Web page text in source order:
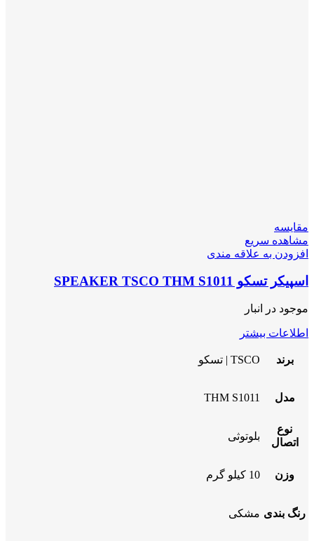
مقایسه
مشاهده سریع
افزودن به علاقه مندی
اسپیکر تسکو SPEAKER TSCO THM S1011
موجود در انبار
اطلاعات بیشتر
برند TSCO | تسکو
مدل THM S1011
نوع
اتصال
بلوتوثی
وزن 10 کیلو گرم
رنگ بندی مشکی